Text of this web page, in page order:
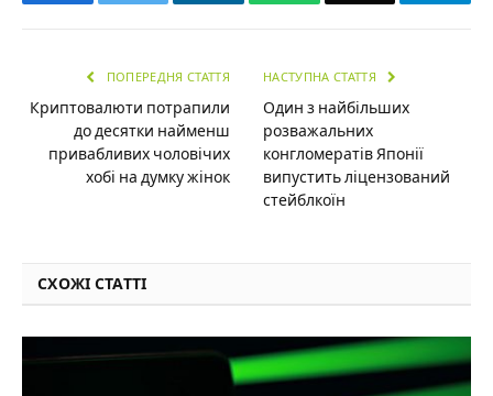
ПОПЕРЕДНЯ СТАТТЯ
Криптовалюти потрапили
до десятки найменш
привабливих чоловічих
хобі на думку жінок
НАСТУПНА СТАТТЯ
Один з найбільших
розважальних
конгломератів Японії
випустить ліцензований
стейблкоїн
СХОЖІ СТАТТІ